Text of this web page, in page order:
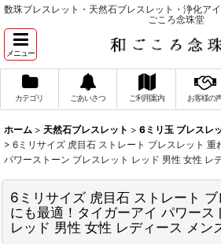
数珠ブレスレット・天然石ブレスレット・浄化ア
ごころ念珠堂
メニュー
カテゴリ ごあいさつ ご利用案内 お客様の
ホーム > 天然石ブレスレット > 6ミリ玉 ブレスレ
> 6ミリサイズ 虎目石 ストレート ブレスレット 重
パワーストーン ブレスレット レッド 男性 女性 レ
6ミリサイズ 虎目石 ストレート
にも最適！タイガーアイ パワース
レッド 男性 女性 レディース メン